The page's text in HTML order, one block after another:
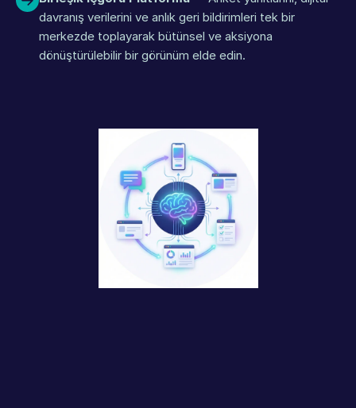
davranış verilerini ve anlık geri bildirimleri tek bir
merkezde toplayarak bütünsel ve aksiyona
dönüştürülebilir bir görünüm elde edin.